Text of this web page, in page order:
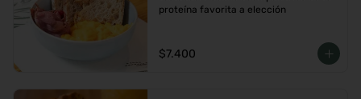
proteína favorita a elección
$7.400